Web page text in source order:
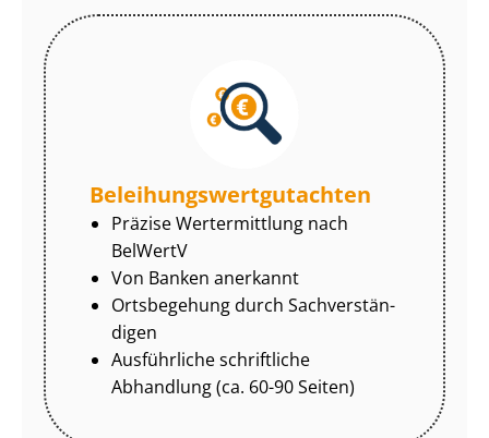
Be­lei­hungs­wert­gut­ach­ten
Präzise Wertermittlung nach
BelWertV
Von Banken anerkannt
Ortsbegehung durch Sach­ver­stän­
di­gen
Ausführliche schriftliche
Abhandlung (ca. 60-90 Seiten)